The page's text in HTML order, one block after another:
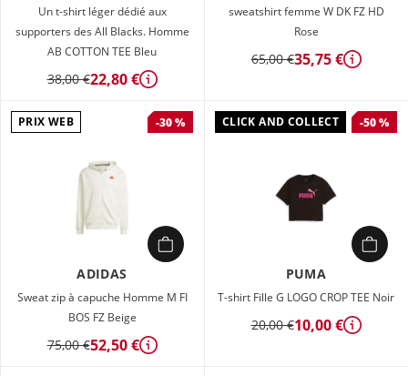
Un t-shirt léger dédié aux
supporters des All Blacks. Homme
AB COTTON TEE Bleu
38,00 €22,80 € Détails
sweatshirt femme W DK FZ HD
Rose
65,00 €35,75 € Détails
PRIX WEB -30 %
ADIDAS
Sweat zip à capuche Homme M FI
BOS FZ Beige
75,00 €52,50 € Détails
CLICK AND COLLECT -50 %
PUMA
T-shirt Fille G LOGO CROP TEE Noir
20,00 €10,00 € Détails